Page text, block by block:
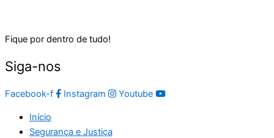
Fique por dentro de tudo!
Siga-nos
Facebook-f Instagram Youtube
Início
Segurança e Justiça